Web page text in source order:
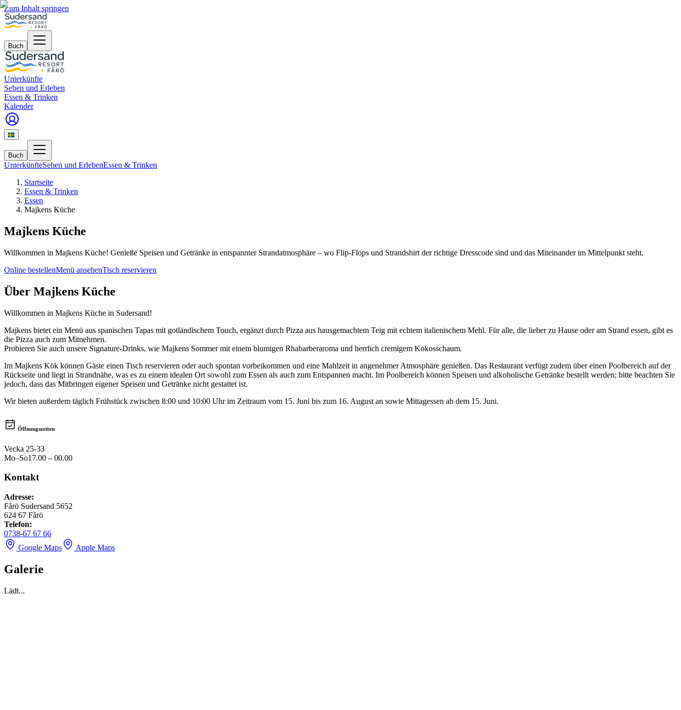
Zum Inhalt springen
Buch
Unterkünfte
Sehen und Erleben
Essen & Trinken
Kalender
Buch
UnterkünfteSehen und ErlebenEssen & Trinken
Startseite
Essen & Trinken
Essen
Majkens Küche
Majkens Küche
Willkommen in Majkens Küche! Genieße Speisen und Getränke in entspannter Strandatmosphäre – wo Flip-Flops und Strandshirt der richtige Dresscode sind und das Miteinander im Mittelpunkt steht.
Online bestellenMenü ansehenTisch reservieren
Über Majkens Küche
Willkommen in Majkens Küche in Sudersand!
Majkens bietet ein Menü aus spanischen Tapas mit gotländischem Touch, ergänzt durch Pizza aus hausgemachtem Teig mit echtem italienischem Mehl. Für alle, die lieber zu Hause oder am Strand essen, gibt es
die Pizza auch zum Mitnehmen.
Probieren Sie auch unsere Signature-Drinks, wie Majkens Sommer mit einem blumigen Rhabarberaroma und herrlich cremigem Kokosschaum.
Im Majkens Kök können Gäste einen Tisch reservieren oder auch spontan vorbeikommen und eine Mahlzeit in angenehmer Atmosphäre genießen. Das Restaurant verfügt zudem über einen Poolbereich auf der
Rückseite und liegt in Strandnähe, was es zu einem idealen Ort sowohl zum Essen als auch zum Entspannen macht. Im Poolbereich können Speisen und alkoholische Getränke bestellt werden; bitte beachten Sie
jedoch, dass das Mitbringen eigener Speisen und Getränke nicht gestattet ist.
Wir bieten außerdem täglich Frühstück zwischen 8:00 und 10:00 Uhr im Zeitraum vom 15. Juni bis zum 16. August an sowie Mittagessen ab dem 15. Juni.
Öffnungszeiten
Vecka 25-33
Mo–So17.00 – 00.00
Kontakt
Adresse:
Fårö Sudersand 5652
624 67 Fårö
Telefon:
0738-67 67 66
Google Maps
Apple Maps
Galerie
Lädt...